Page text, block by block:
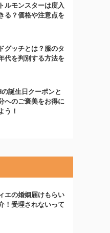
ルモンスターは度入
る？価格や注意点を
グッチとは？服のタ
代を判別する方法を
誕生日クーポンと
へのご褒美をお得に
う！
エの婚姻届けもらい
！受理されないって